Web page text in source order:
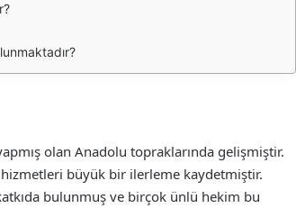
olan Anadolu topraklarında gelişmiştir.
büyük bir ilerleme kaydetmiştir.
bulunmuş ve birçok ünlü hekim bu